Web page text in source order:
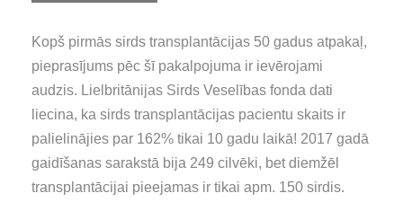
Kopš pirmās sirds transplantācijas 50 gadus atpakaļ,
pieprasījums pēc šī pakalpojuma ir ievērojami
audzis. Lielbritānijas Sirds Veselības fonda dati
liecina, ka sirds transplantācijas pacientu skaits ir
palielinājies par 162% tikai 10 gadu laikā! 2017 gadā
gaidīšanas sarakstā bija 249 cilvēki, bet diemžēl
transplantācijai pieejamas ir tikai apm. 150 sirdis.